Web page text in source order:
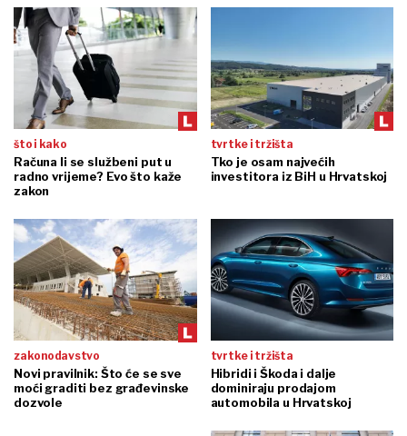
što i kako
Računa li se službeni put u
radno vrijeme? Evo što kaže
zakon
tvrtke i tržišta
Tko je osam najvećih
investitora iz BiH u Hrvatskoj
zakonodavstvo
Novi pravilnik: Što će se sve
moći graditi bez građevinske
dozvole
tvrtke i tržišta
Hibridi i Škoda i dalje
dominiraju prodajom
automobila u Hrvatskoj